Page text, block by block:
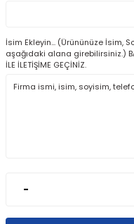
İsim Ekleyin... (Ürününüze İsim,
aşağıdaki alana girebilirsiniz.)
İLE İLETİŞİME GEÇİNİZ.
-